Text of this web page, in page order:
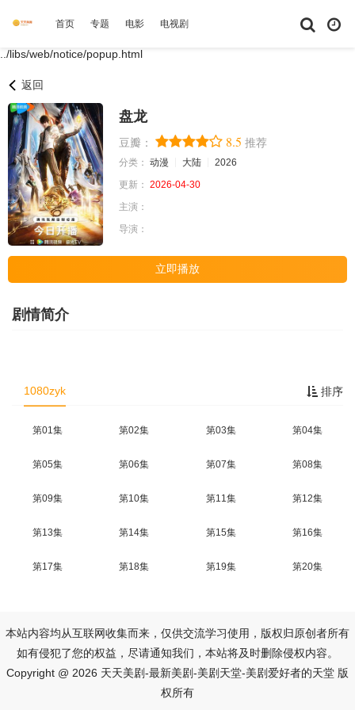
首页 专题 电影 电视剧 短剧大全 体育
../libs/web/notice/popup.html
返回
盘龙
豆瓣： 8.5 推荐
分类： 动漫 大陆
2026
更新： 2026-04-30
主演：
导演：
立即播放
剧情简介
排序
1080zyk
第01集 第02集 第03集 第04集
第05集 第06集 第07集 第08集
第09集 第10集 第11集 第12集
第13集 第14集 第15集 第16集
第17集 第18集 第19集 第20集
本站内容均从互联网收集而来，仅供交流学习使用，版权归原创者所有
如有侵犯了您的权益，尽请通知我们，本站将及时删除侵权内容。
Copyright @ 2026 天天美剧-最新美剧-美剧天堂-美剧爱好者的天堂 版
权所有